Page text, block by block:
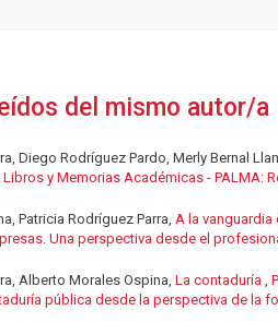
del mismo autor/a
Diego Rodríguez Pardo, Merly Bernal
y Memorias Académicas -
Patricia Rodríguez Parra, A la
Una perspectiva desde el
Alberto Morales Ospina, La contaduría ,
pública desde la perspectiva de la